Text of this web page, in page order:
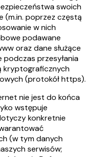
swoich
(m.in. poprzez częstą
w nich
podawane
oraz dane służące
przesyłania
kryptograficznych
(protokół https).
nie jest do końca
wstępuje
konkretnie
(w tym danych
serwisów;